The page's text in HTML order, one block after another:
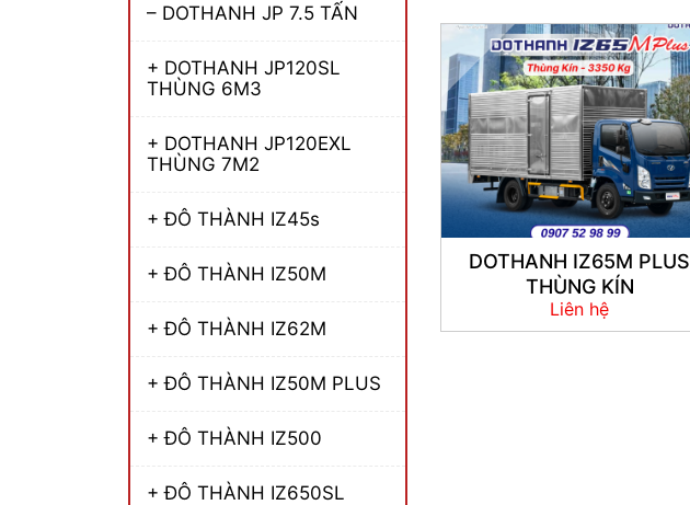
– DOTHANH JP 7.5 TẤN
+ DOTHANH JP120SL
THÙNG 6M3
+ DOTHANH JP120EXL
THÙNG 7M2
+ ĐÔ THÀNH IZ45s
+ ĐÔ THÀNH IZ50M
+ ĐÔ THÀNH IZ62M
+ ĐÔ THÀNH IZ50M PLUS
+ ĐÔ THÀNH IZ500
+ ĐÔ THÀNH IZ650SL
DOTHANH IZ65M PLUS
THÙNG KÍN
Liên hệ